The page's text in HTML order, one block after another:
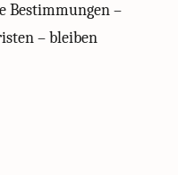
Bestimmungen –
– bleiben